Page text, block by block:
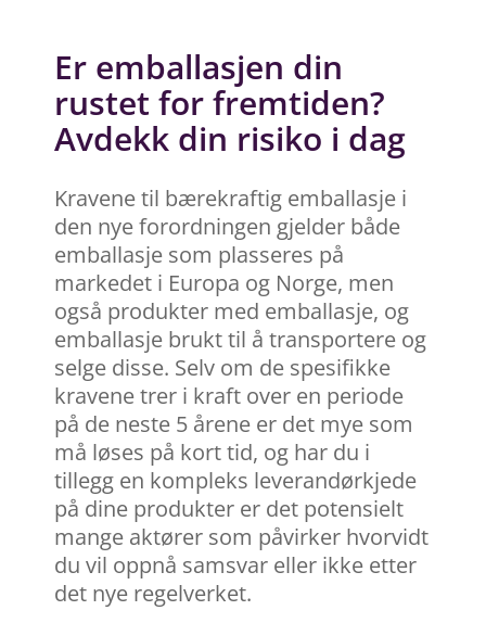
Er emballasjen din
rustet for fremtiden?
Avdekk din risiko i dag
Kravene til bærekraftig emballasje i
den nye forordningen gjelder både
emballasje som plasseres på
markedet i Europa og Norge, men
også produkter med emballasje, og
emballasje brukt til å transportere og
selge disse. Selv om de spesifikke
kravene trer i kraft over en periode
på de neste 5 årene er det mye som
må løses på kort tid, og har du i
tillegg en kompleks leverandørkjede
på dine produkter er det potensielt
mange aktører som påvirker hvorvidt
du vil oppnå samsvar eller ikke etter
det nye regelverket.